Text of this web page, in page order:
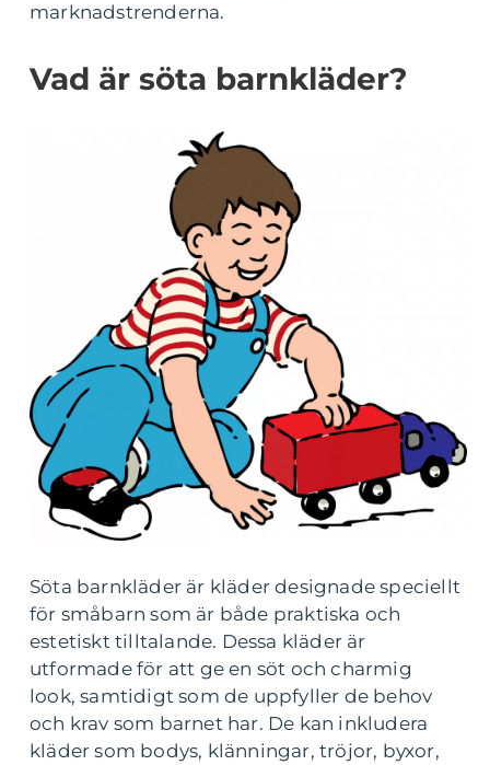
marknadstrenderna.
Vad är söta barnkläder?
Söta barnkläder är kläder designade speciellt
för småbarn som är både praktiska och
estetiskt tilltalande. Dessa kläder är
utformade för att ge en söt och charmig
look, samtidigt som de uppfyller de behov
och krav som barnet har. De kan inkludera
kläder som bodys, klänningar, tröjor, byxor,